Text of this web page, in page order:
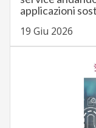
applicazioni
19 Giu 2026